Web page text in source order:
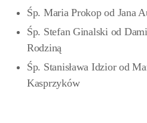
Śp. Maria Prokop od Jana
Śp. Stefan Ginalski od
Rodziną
Śp. Stanisława Idzior od
Kasprzyków